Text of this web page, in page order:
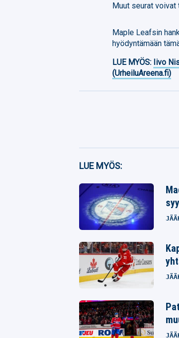
Muut seurat voivat
Maple Leafsin
hyödyntämään
LUE MYÖS: Iivo
(UrheiluAreena.fi)
Whatsapp
LUE MYÖS: